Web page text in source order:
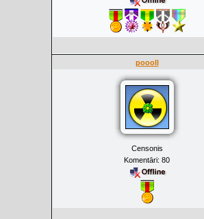
poooll
Censonis
Komentāri: 80